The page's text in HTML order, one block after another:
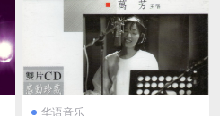
华语音乐